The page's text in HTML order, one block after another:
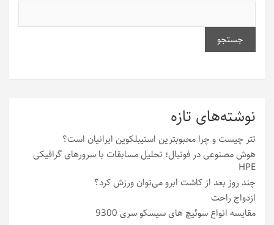
جستجو
نوشته‌های تازه
تتر چیست و چرا محبوبترین استیبلکوین ایرانیان است؟
هوش مصنوعی در فوتبال؛ تحلیل مسابقات با سرورهای گرافیکی
HPE
چند روز بعد از کاشت ابرو می‌توان ورزش کرد؟
ازدواج راحت
مقایسه انواع سوئیچ های سیسکو سری 9300